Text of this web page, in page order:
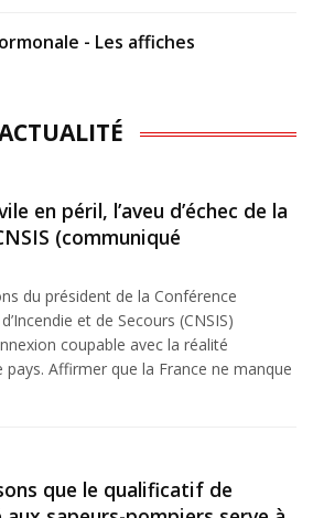
- Les affiches
en péril, l’aveu d’échec de la
(communiqué
du président de la Conférence
et de Secours (CNSIS)
coupable avec la réalité
Affirmer que la France ne manque
que le qualificatif de